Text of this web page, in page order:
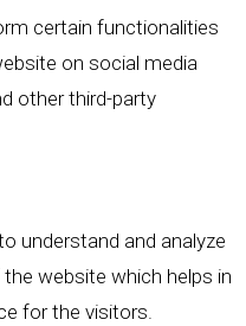
certain functionalities
on social media
other third-party
understand and analyze
website which helps in
for the visitors.